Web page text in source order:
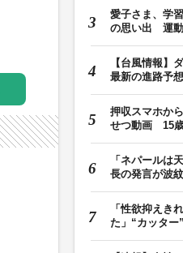
愛子さま、学
の思い出 運
【台風情報】
最新の進路予
押収スマホか
せつ動画 15
「ネパールは
長の発言が波
「性欲抑えき
た」“カッター